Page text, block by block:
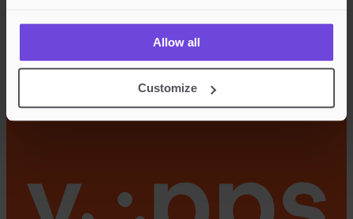
Allow all
Customize